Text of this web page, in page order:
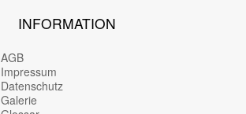
INFORMATION
AGB
Impressum
Datenschutz
Galerie